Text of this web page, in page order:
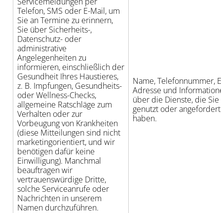
Telefon, SMS oder E-Mail, um
Sie an Termine zu erinnern,
Sie über Sicherheits-,
Datenschutz- oder
administrative
Angelegenheiten zu
informieren, einschließlich der
Gesundheit Ihres Haustieres,
z. B. Impfungen, Gesundheits-
oder Wellness-Checks,
allgemeine Ratschläge zum
Verhalten oder zur
Vorbeugung von Krankheiten
(diese Mitteilungen sind nicht
marketingorientiert, und wir
benötigen dafür keine
Einwilligung). Manchmal
beauftragen wir
vertrauenswürdige Dritte,
solche Serviceanrufe oder
Nachrichten in unserem
Namen durchzuführen.
Name, Telefonnummer,
Adresse und
über die Dienste, die Sie
genutzt oder angefordert
haben.